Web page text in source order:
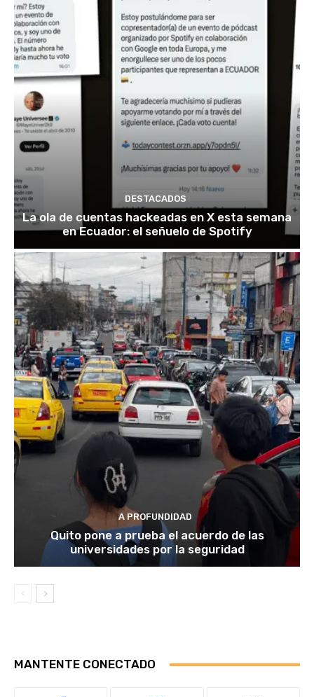
DESTACADOS
La ola de cuentas hackeadas en X esta semana
en Ecuador: el señuelo de Spotify
A PROFUNDIDAD
Quito pone a prueba el acuerdo de las
universidades por la seguridad
MANTENTE CONECTADO